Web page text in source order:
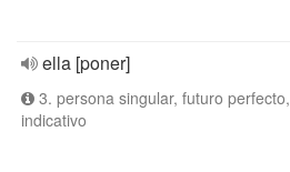
ella [poner]
3. persona singular, futuro perfecto,
indicativo